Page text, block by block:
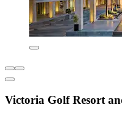
Victoria Golf Resort